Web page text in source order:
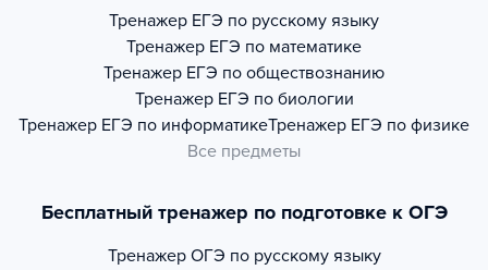
Тренажер ЕГЭ по русскому языку
Тренажер ЕГЭ по математике
Тренажер ЕГЭ по обществознанию
Тренажер ЕГЭ по биологии
Тренажер ЕГЭ по информатикеТренажер ЕГЭ по физике
Все предметы
Бесплатный тренажер по подготовке к ОГЭ
Тренажер ОГЭ по русскому языку